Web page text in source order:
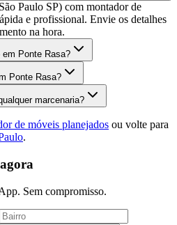
Paulo SP) com montador de
e profissional. Envie os detalhes
na hora.
Ponte Rasa?
Ponte Rasa?
marcenaria?
de móveis planejados ou volte para
.
Sem compromisso.